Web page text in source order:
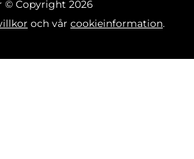
© Copyright 2026
och vår cookieinformation.